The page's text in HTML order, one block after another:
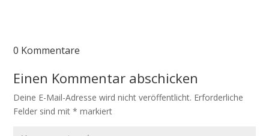
0 Kommentare
Einen Kommentar abschicken
Deine E-Mail-Adresse wird nicht veröffentlicht. Erforderliche
Felder sind mit* markiert